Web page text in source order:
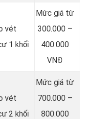
vét
1 khối
Mức giá từ
300.000 –
400.000
VNĐ
vét
2 khối
Mức giá từ
700.000 –
800.000